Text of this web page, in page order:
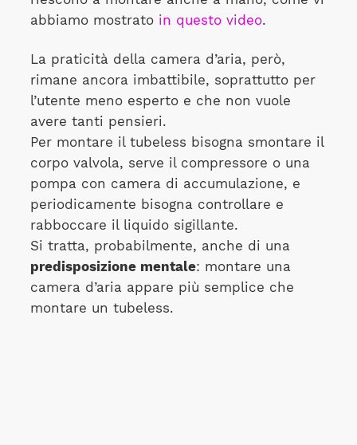
abbiamo mostrato in questo video.
La praticità della camera d’aria, però,
rimane ancora imbattibile, soprattutto per
l’utente meno esperto e che non vuole
avere tanti pensieri.
Per montare il tubeless bisogna smontare il
corpo valvola, serve il compressore o una
pompa con camera di accumulazione, e
periodicamente bisogna controllare e
rabboccare il liquido sigillante.
Si tratta, probabilmente, anche di una
predisposizione mentale: montare una
camera d’aria appare più semplice che
montare un tubeless.